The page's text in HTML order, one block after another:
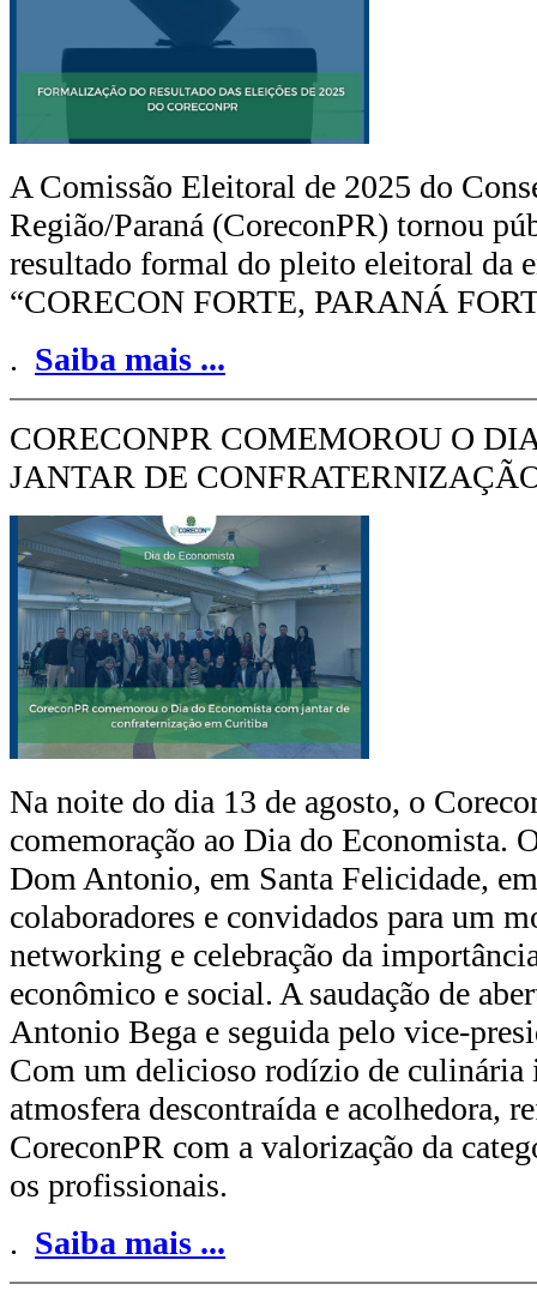
A Comissão Eleitoral de 2025 do
Região/Paraná (CoreconPR) tornou
resultado formal do pleito eleitoral da
“CORECON FORTE, PARANÁ
. Saiba mais ...
CORECONPR COMEMOROU O
JANTAR DE
Na noite do dia 13 de agosto, o
comemoração ao Dia do Economista.
Dom Antonio, em Santa Felicidade,
colaboradores e convidados para um
networking e celebração da
econômico e social. A saudação de
Antonio Bega e seguida pelo vice-
Com um delicioso rodízio de
atmosfera descontraída e acolhedora,
CoreconPR com a valorização da
os profissionais.
. Saiba mais ...